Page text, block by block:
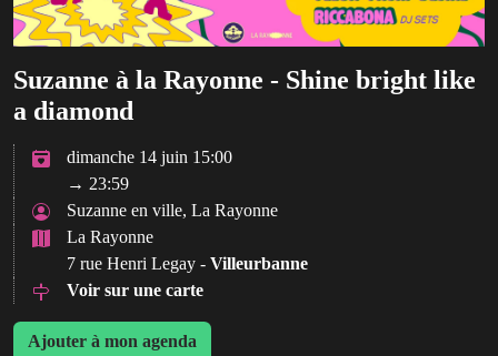
Suzanne à la Rayonne - Shine bright like
a diamond
dimanche 14 juin 15:00
→ 23:59
Suzanne en ville, La Rayonne
La Rayonne
7 rue Henri Legay - Villeurbanne
Voir sur une carte
Ajouter à mon agenda